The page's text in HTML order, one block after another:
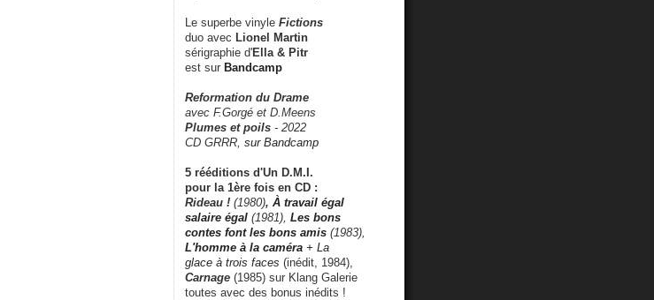
Le superbe vinyle Fictions
duo avec Lionel Martin
sérigraphie d'Ella & Pitr
est sur Bandcamp
Reformation du Drame
avec F.Gorgé et D.Meens
Plumes et poils - 2022
CD GRRR, sur Bandcamp
5 rééditions d'Un D.M.I.
pour la 1ère fois en CD :
Rideau ! (1980), À travail égal
salaire égal (1981), Les bons
contes font les bons amis (1983),
L'homme à la caméra + La
glace à trois faces (inédit, 1984),
Carnage (1985) sur Klang Galerie
toutes avec des bonus inédits !